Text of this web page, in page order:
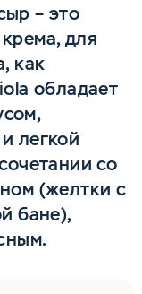
– это
для
как
обладает
легкой
со
(желтки с
бане),